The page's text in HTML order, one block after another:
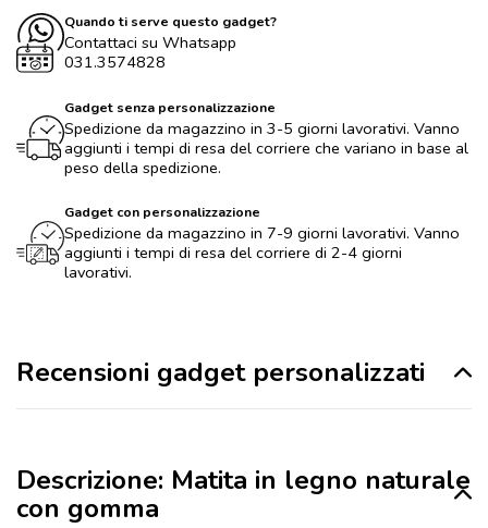
Quando ti serve questo gadget?
Contattaci su Whatsapp
031.3574828
Gadget senza personalizzazione
Spedizione da magazzino in 3-5 giorni lavorativi. Vanno
aggiunti i tempi di resa del corriere che variano in base al
peso della spedizione.
Gadget con personalizzazione
Spedizione da magazzino in 7-9 giorni lavorativi. Vanno
aggiunti i tempi di resa del corriere di 2-4 giorni
lavorativi.
Recensioni gadget personalizzati
Descrizione: Matita in legno naturale
con gomma